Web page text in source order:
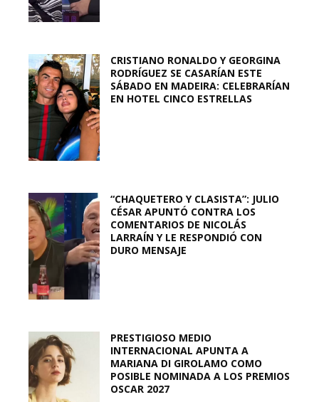
CRISTIANO RONALDO Y GEORGINA
RODRÍGUEZ SE CASARÍAN ESTE
SÁBADO EN MADEIRA: CELEBRARÍAN
EN HOTEL CINCO ESTRELLAS
“CHAQUETERO Y CLASISTA”: JULIO
CÉSAR APUNTÓ CONTRA LOS
COMENTARIOS DE NICOLÁS
LARRAÍN Y LE RESPONDIÓ CON
DURO MENSAJE
PRESTIGIOSO MEDIO
INTERNACIONAL APUNTA A
MARIANA DI GIROLAMO COMO
POSIBLE NOMINADA A LOS PREMIOS
OSCAR 2027